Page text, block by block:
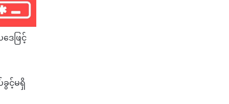
ဒေဖြင့်
င့်မရှိ